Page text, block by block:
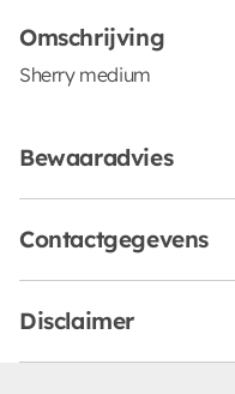
Omschrijving
Sherry medium
Bewaaradvies
Contactgegevens
Disclaimer